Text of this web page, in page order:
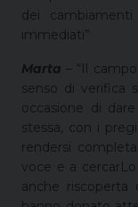
dei
immediati”
Marta – “Il
senso di verifica
occasione di
stessa, con i
rendersi
voce e a
anche